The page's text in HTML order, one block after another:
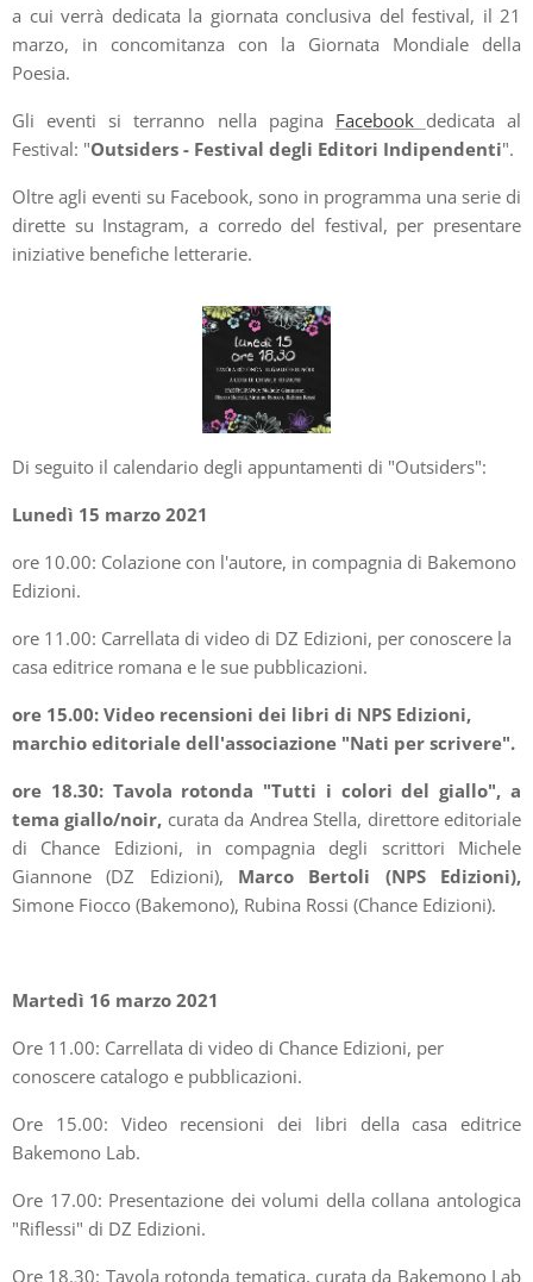
a cui verrà dedicata la giornata conclusiva del festival, il 21
marzo, in concomitanza con la Giornata Mondiale della
Poesia.
Gli eventi si terranno nella pagina Facebook dedicata al
Festival: "Outsiders - Festival degli Editori Indipendenti".
Oltre agli eventi su Facebook, sono in programma una serie di
dirette su Instagram, a corredo del festival, per presentare
iniziative benefiche letterarie.
Di seguito il calendario degli appuntamenti di "Outsiders":
Lunedì 15 marzo 2021
ore 10.00: Colazione con l'autore, in compagnia di Bakemono
Edizioni.
ore 11.00: Carrellata di video di DZ Edizioni, per conoscere la
casa editrice romana e le sue pubblicazioni.
ore 15.00: Video recensioni dei libri di NPS Edizioni,
marchio editoriale dell'associazione "Nati per scrivere".
ore 18.30: Tavola rotonda "Tutti i colori del giallo", a
tema giallo/noir, curata da Andrea Stella, direttore editoriale
di Chance Edizioni, in compagnia degli scrittori Michele
Giannone (DZ Edizioni), Marco Bertoli (NPS Edizioni),
Simone Fiocco (Bakemono), Rubina Rossi (Chance Edizioni).
Martedì 16 marzo 2021
Ore 11.00: Carrellata di video di Chance Edizioni, per
conoscere catalogo e pubblicazioni.
Ore 15.00: Video recensioni dei libri della casa editrice
Bakemono Lab.
Ore 17.00: Presentazione dei volumi della collana antologica
"Riflessi" di DZ Edizioni.
Ore 18.30: Tavola rotonda tematica, curata da Bakemono Lab